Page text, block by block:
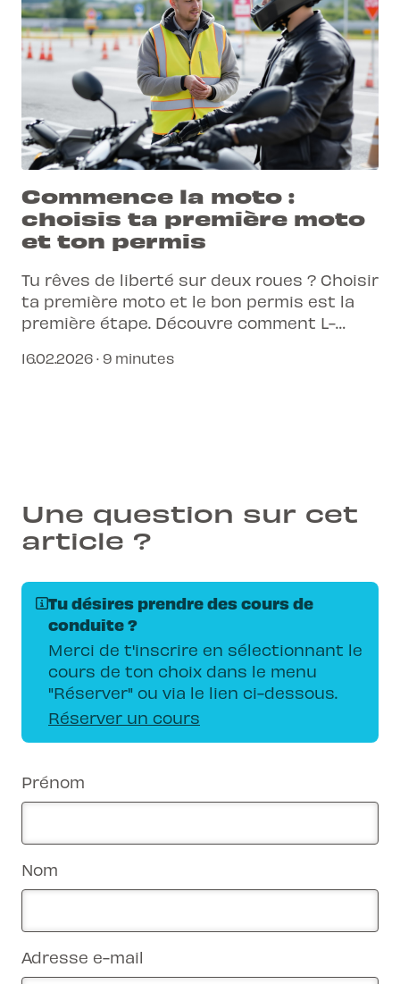
Commence la moto :
choisis ta première moto
et ton permis
Tu rêves de liberté sur deux roues ? Choisir
ta première moto et le bon permis est la
première étape. Découvre comment L-
réussie dans le monde de la moto.
16.02.2026 · 9 minutes
Une question sur cet
article ?
Tu désires prendre des cours de
conduite ?
Merci de t'inscrire en sélectionnant le
cours de ton choix dans le menu
"Réserver" ou via le lien ci-dessous.
Réserver un cours
Prénom
Nom
Adresse e-mail